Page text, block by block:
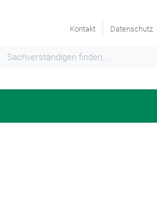
Kontakt Datenschutz